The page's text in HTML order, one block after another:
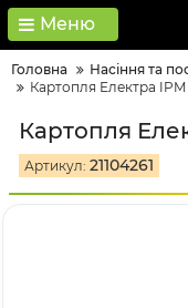
Меню
Головна Насіння та
Картопля Електра IPM
Картопля
Артикул: 21104261